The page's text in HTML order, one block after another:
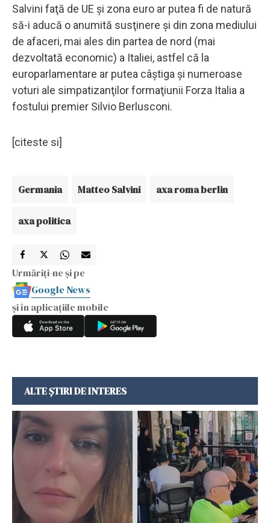
Salvini faţă de UE şi zona euro ar putea fi de natură
să-i aducă o anumită susţinere şi din zona mediului
de afaceri, mai ales din partea de nord (mai
dezvoltată economic) a Italiei, astfel că la
europarlamentare ar putea câştiga şi numeroase
voturi ale simpatizanţilor formaţiunii Forza Italia a
fostului premier Silvio Berlusconi.
[citeste si]
Germania Matteo Salvini axa roma berlin
axa politica
Urmăriți-ne și pe
Google News
și în aplicațiile mobile
ALTE ȘTIRI DE INTERES